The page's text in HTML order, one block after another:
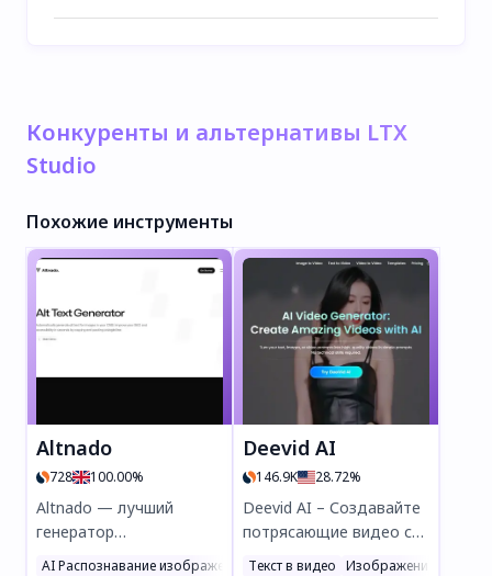
Конкуренты и альтернативы LTX
Studio
Похожие инструменты
Altnado
728 100.00%
Altnado — лучший
генератор
альтернативных
AI Распознавание изображений AI Генератор фото и изображений
Deevid AI
146.9K 28.72%
Deevid AI – Создавайте
потрясающие видео с
искусственным
Текст в видео Изображение в видео